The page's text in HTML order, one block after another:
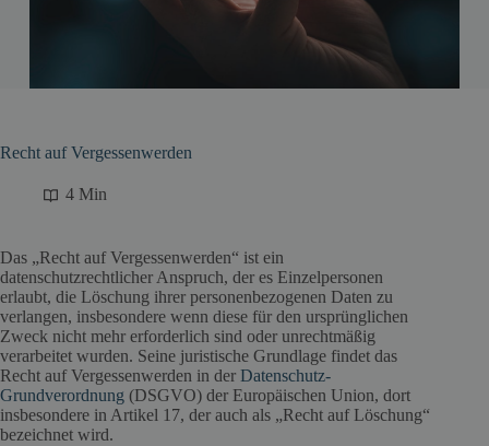
Recht auf Vergessenwerden
4 Min
Das „Recht auf Vergessenwerden“ ist ein
datenschutzrechtlicher Anspruch, der es Einzelpersonen
erlaubt, die Löschung ihrer personenbezogenen Daten zu
verlangen, insbesondere wenn diese für den ursprünglichen
Zweck nicht mehr erforderlich sind oder unrechtmäßig
verarbeitet wurden. Seine juristische Grundlage findet das
Recht auf Vergessenwerden in der Datenschutz-
Grundverordnung (DSGVO) der Europäischen Union, dort
insbesondere in Artikel 17, der auch als „Recht auf Löschung“
bezeichnet wird.